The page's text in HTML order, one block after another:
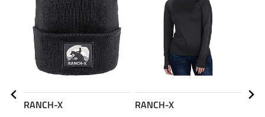
RANCH-X
RANCH-X